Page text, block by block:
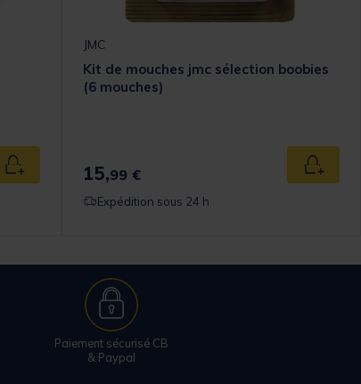
Ajouter au panier
JMC
Kit de mouches jmc sélection boobies
(6 mouches)
15,99 € Ajouter
Expédition sous 24 h
Paiement sécurisé CB
& Paypal